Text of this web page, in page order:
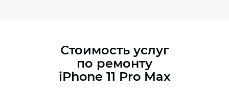
Стоимость услуг
по ремонту
iPhone 11 Pro Max